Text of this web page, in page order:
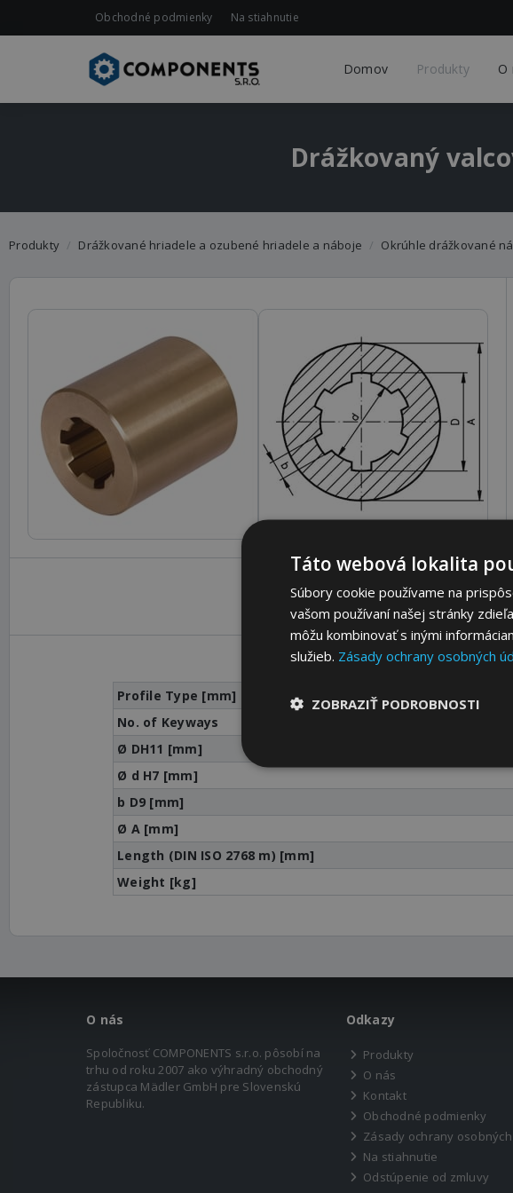
Obchodné podmienky Na stiahnutie
Domov Produkty O
Drážkovaný
Produkty Drážkované hriadele a ozubené hriadele a náboje Okrúhle drážkované
Profile Type [mm]
No. of Keyways
Ø DH11 [mm]
Ø d H7 [mm]
b D9 [mm]
Ø A [mm]
Length (DIN ISO 2768 m) [mm]
Weight [kg]
O nás
Spoločnosť COMPONENTS s.r.o. pôsobí na
trhu od roku 2007 ako výhradný obchodný
zástupca Mädler GmbH pre Slovenskú
Republiku.
Odkazy
Produkty
O nás
Kontakt
Obchodné podmienky
Zásady ochrany
Na stiahnutie
Odstúpenie od zmluvy
Táto webová lokalita
Súbory cookie používame na
vašom používaní našej stránky
môžu kombinovať s inými
služieb. Zásady ochrany osobných
ZOBRAZIŤ PODROBNOSTI